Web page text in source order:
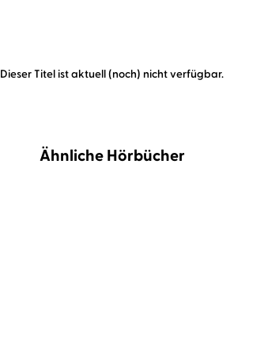
Dieser Titel ist aktuell (noch) nicht verfügbar.
Ähnliche Hörbücher